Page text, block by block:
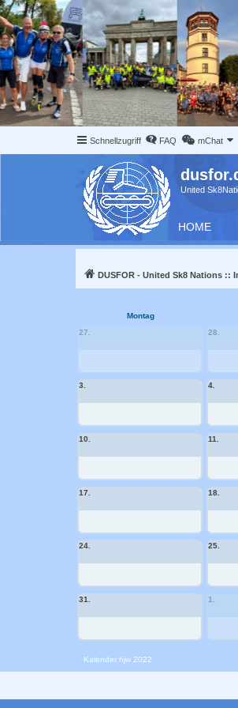
Schnellzugriff FAQ mChat
United
HOME
DUSFOR - United Sk8 Nations ::
Montag
27.
28.
3. 4.
10. 11.
17. 18.
24. 25.
31. 1.
Kalender hjw 2022